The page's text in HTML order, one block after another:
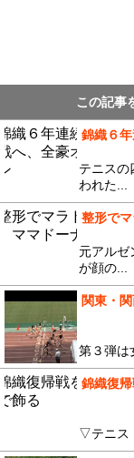
この記事
錦織６
テニスの
われた...
整形で
元アルゼ
が顔の...
関東・
第３弾は
錦織復
▽テニス